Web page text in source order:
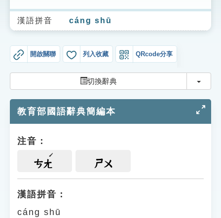
生字詞彙表
成語故事
索引選單
單字索引
遊戲專區
貓頭鷹博士
漢語拼音 cáng shū
開啟關聯 列入收藏 QRcode分享
切換辭典 切換
教育部國語辭典簡編本
注音：
ㄘㄤ ㄕㄨ
漢語拼音：
cáng shū